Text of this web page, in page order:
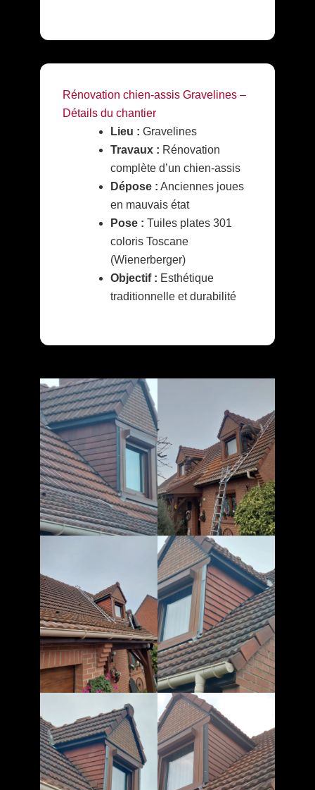
Rénovation chien-assis Gravelines –
Détails du chantier
Lieu : Gravelines
Travaux : Rénovation
complète d’un chien-assis
Dépose : Anciennes joues
en mauvais état
Pose : Tuiles plates 301
coloris Toscane
(Wienerberger)
Objectif : Esthétique
traditionnelle et durabilité